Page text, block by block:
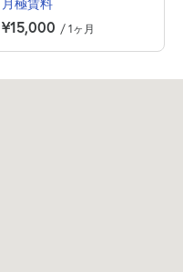
月極賃料
¥15,000 / 1ヶ月